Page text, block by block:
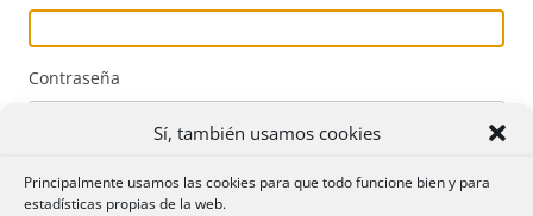
Sí, también usamos cookies
Principalmente usamos las cookies para que todo funcione bien y para
estadísticas propias de la web.
Contraseña